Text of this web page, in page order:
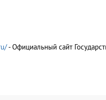
- Официальный сайт